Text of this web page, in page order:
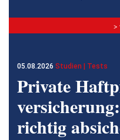
>
05.08.2026 Studien | Tests
Private
richtig